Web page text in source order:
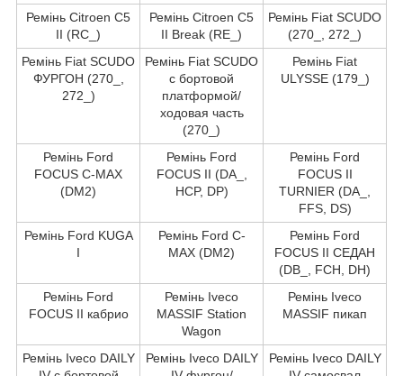
Ремінь Citroen C5
II (RC_)
Ремінь Citroen C5
II Break (RE_)
Ремінь Fiat SCUDO
(270_, 272_)
Ремінь Fiat SCUDO
ФУРГОН (270_,
272_)
Ремінь Fiat SCUDO
c бортовой
платформой/
ходовая часть
(270_)
Ремінь Fiat
ULYSSE (179_)
Ремінь Ford
FOCUS C-MAX
(DM2)
Ремінь Ford
FOCUS II (DA_,
HCP, DP)
Ремінь Ford
FOCUS II
TURNIER (DA_,
FFS, DS)
Ремінь Ford KUGA
I
Ремінь Ford C-
MAX (DM2)
Ремінь Ford
FOCUS II СЕДАН
(DB_, FCH, DH)
Ремінь Ford
FOCUS II кабрио
Ремінь Iveco
MASSIF Station
Wagon
Ремінь Iveco
MASSIF пикап
Ремінь Iveco DAILY
Ремінь Iveco DAILY
Ремінь Iveco DAILY